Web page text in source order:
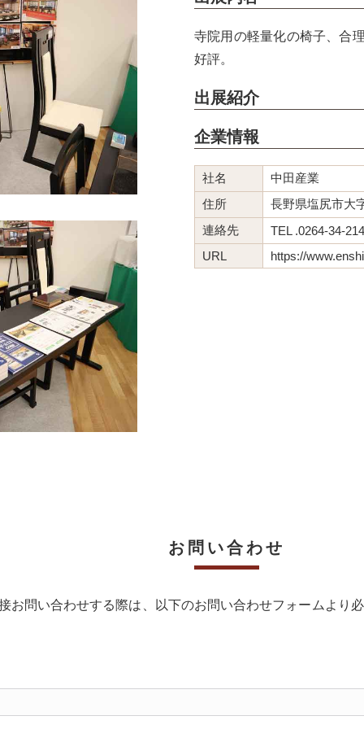
寺院用の軽量化の椅子、合
好評。
出展紹介
企業情報
社名
中田産業
住所
長野県塩尻市大
連絡先
TEL .0264-34-
URL
https://
お問い合わせ
お問い合わせする際は、以下のお問い合わせフォームより